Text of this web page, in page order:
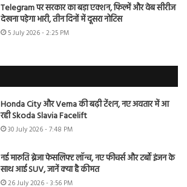
Telegram पर सरकार का बड़ा एक्शन, फिल्में और वेब सीरीज
देखना पड़ेगा भारी, तीन दिनों में दूसरा नोटिस
5 July 2026 - 2:25 PM
Honda City और Verna की बढ़ी टेंशन, नए अवतार में आ
रही Skoda Slavia Facelift
30 July 2026 - 7:48 PM
नई मारुति ब्रेजा फेसलिफ्ट लॉन्च, नए फीचर्स और टर्बो इंजन के
साथ आई SUV, जानें क्या है कीमत
26 July 2026 - 3:56 PM